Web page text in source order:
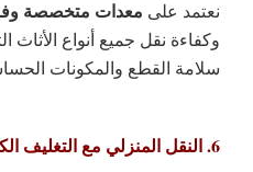
نعتمد على معدات متخصصة
وكفاءة نقل جميع أنواع
سلامة القطع والمكونات
6. النقل المنزلي مع التغليف الكامل